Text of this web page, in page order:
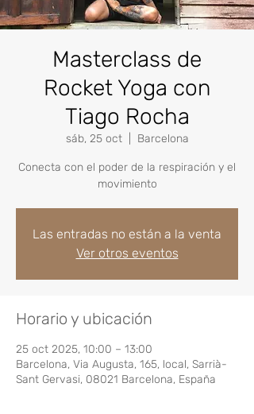
Masterclass de
Rocket Yoga con
Tiago Rocha
sáb, 25 oct
  |
Barcelona
Conecta con el poder de la respiración y el
movimiento
Las entradas no están a la venta
Ver otros eventos
Horario y ubicación
25 oct 2025, 10:00 – 13:00
Barcelona, Via Augusta, 165, local, Sarrià-
Sant Gervasi, 08021 Barcelona, España